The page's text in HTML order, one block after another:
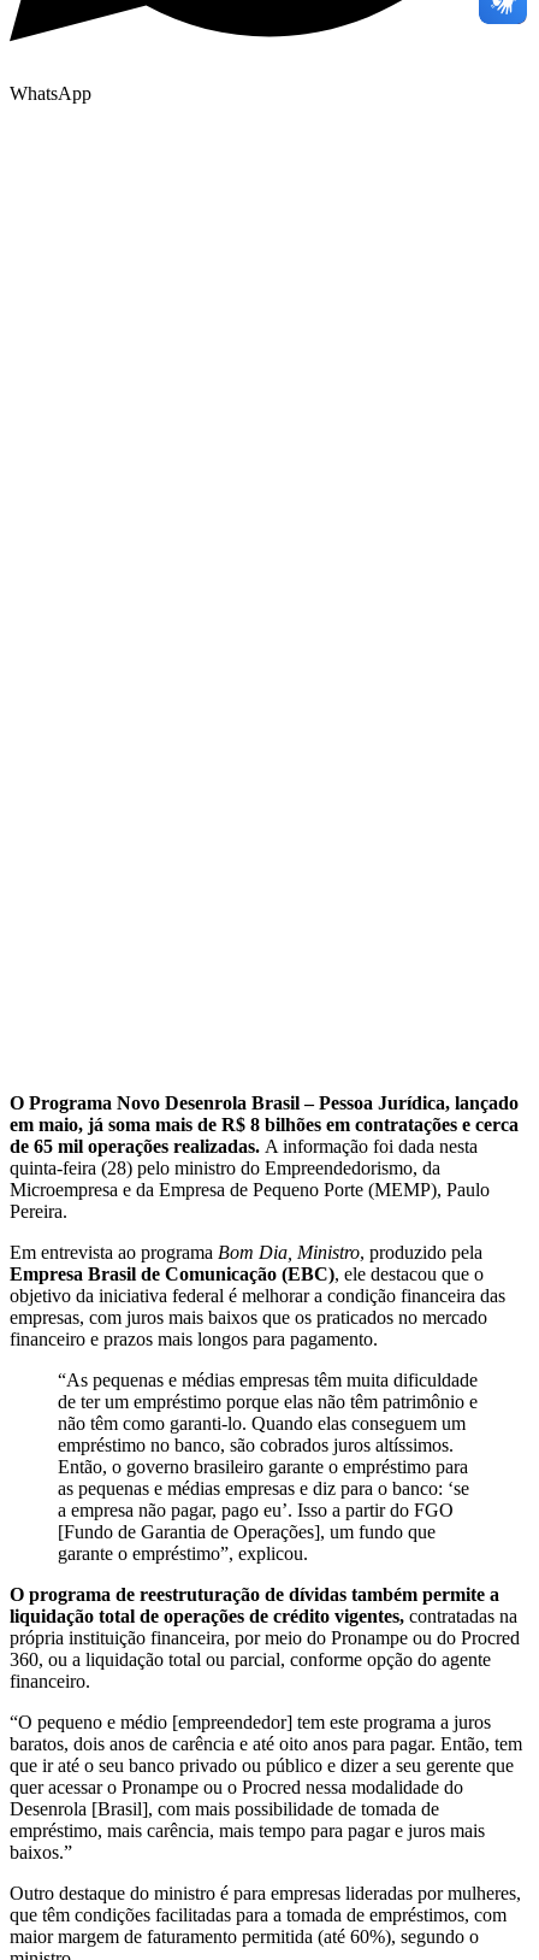
WhatsApp
O Programa Novo Desenrola Brasil – Pessoa Jurídica, lançado
em maio, já soma mais de R$ 8 bilhões em contratações e cerca
de 65 mil operações realizadas. A informação foi dada nesta
quinta-feira (28) pelo ministro do Empreendedorismo, da
Microempresa e da Empresa de Pequeno Porte (MEMP), Paulo
Pereira.
Em entrevista ao programa Bom Dia, Ministro, produzido pela
Empresa Brasil de Comunicação (EBC), ele destacou que o
objetivo da iniciativa federal é melhorar a condição financeira das
empresas, com juros mais baixos que os praticados no mercado
financeiro e prazos mais longos para pagamento.
“As pequenas e médias empresas têm muita dificuldade
de ter um empréstimo porque elas não têm patrimônio e
não têm como garanti-lo. Quando elas conseguem um
empréstimo no banco, são cobrados juros altíssimos.
Então, o governo brasileiro garante o empréstimo para
as pequenas e médias empresas e diz para o banco: ‘se
a empresa não pagar, pago eu’. Isso a partir do FGO
[Fundo de Garantia de Operações], um fundo que
garante o empréstimo”, explicou.
O programa de reestruturação de dívidas também permite a
liquidação total de operações de crédito vigentes, contratadas na
própria instituição financeira, por meio do Pronampe ou do Procred
360, ou a liquidação total ou parcial, conforme opção do agente
financeiro.
“O pequeno e médio [empreendedor] tem este programa a juros
baratos, dois anos de carência e até oito anos para pagar. Então, tem
que ir até o seu banco privado ou público e dizer a seu gerente que
quer acessar o Pronampe ou o Procred nessa modalidade do
Desenrola [Brasil], com mais possibilidade de tomada de
empréstimo, mais carência, mais tempo para pagar e juros mais
baixos.”
Outro destaque do ministro é para empresas lideradas por mulheres,
que têm condições facilitadas para a tomada de empréstimos, com
maior margem de faturamento permitida (até 60%), segundo o